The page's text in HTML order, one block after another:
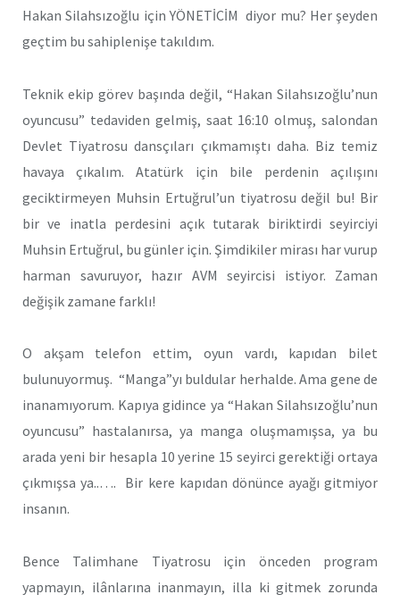
Hakan Silahsızoğlu için YÖNETİCİM diyor mu? Her şeyden
geçtim bu sahiplenişe takıldım.
Teknik ekip görev başında değil, “Hakan Silahsızoğlu’nun
oyuncusu” tedaviden gelmiş, saat 16:10 olmuş, salondan
Devlet Tiyatrosu dansçıları çıkmamıştı daha. Biz temiz
havaya çıkalım. Atatürk için bile perdenin açılışını
geciktirmeyen Muhsin Ertuğrul’un tiyatrosu değil bu! Bir
bir ve inatla perdesini açık tutarak biriktirdi seyirciyi
Muhsin Ertuğrul, bu günler için. Şimdikiler mirası har vurup
harman savuruyor, hazır AVM seyircisi istiyor. Zaman
değişik zamane farklı!
O akşam telefon ettim, oyun vardı, kapıdan bilet
bulunuyormuş. “Manga”yı buldular herhalde. Ama gene de
inanamıyorum. Kapıya gidince ya “Hakan Silahsızoğlu’nun
oyuncusu” hastalanırsa, ya manga oluşmamışsa, ya bu
arada yeni bir hesapla 10 yerine 15 seyirci gerektiği ortaya
çıkmışsa ya..…. Bir kere kapıdan dönünce ayağı gitmiyor
insanın.
Bence Talimhane Tiyatrosu için önceden program
yapmayın, ilânlarına inanmayın, illa ki gitmek zorunda